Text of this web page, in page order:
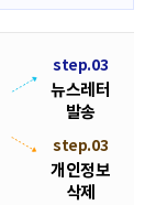
step.03
뉴스레터
발송
step.03
개인정보
삭제